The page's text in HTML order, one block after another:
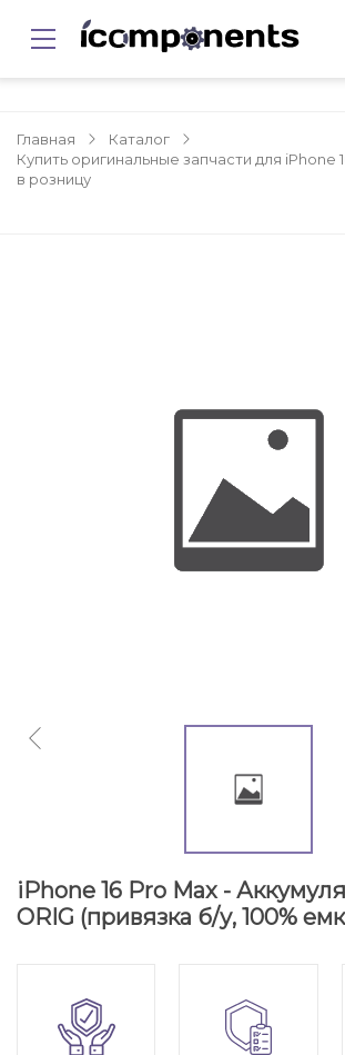
Главная
Каталог
Купить оригинальные запчасти для iPhone
в розницу
iPhone 16 Pro Max -
ORIG (привязка б/у, 100%